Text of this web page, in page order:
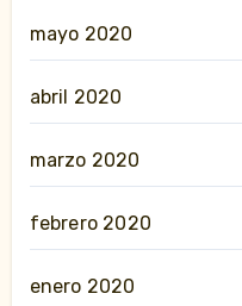
mayo 2020
abril 2020
marzo 2020
febrero 2020
enero 2020